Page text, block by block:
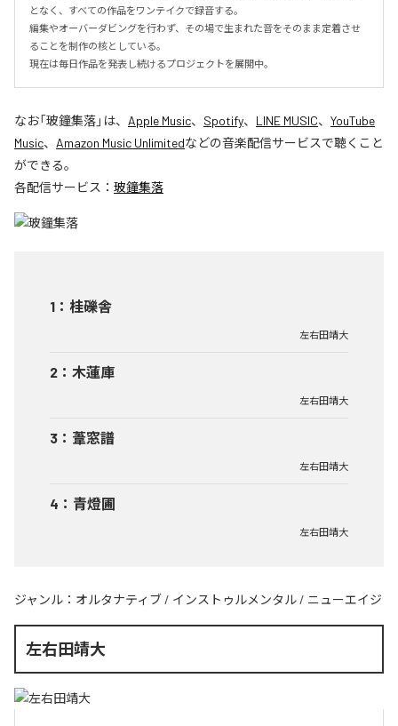
となく、すべての作品をワンテイクで録音する。
編集やオーバーダビングを行わず、その場で生まれた音をそのまま定着させ
ることを制作の核としている。
現在は毎日作品を発表し続けるプロジェクトを展開中。
なお「玻鐘集落」は、 Apple Music、 Spotify、 LINE MUSIC、 YouTube
Music、 Amazon Music Unlimitedなどの音楽配信サービスで聴くこと
ができる。
各配信サービス： 玻鐘集落
1 ： 桂礫舎
左右田靖大
2 ： 木蓮庫
左右田靖大
3 ： 葦窓譜
左右田靖大
4 ： 青燈圃
左右田靖大
ジャンル： オルタナティブ / インストゥルメンタル / ニューエイジ
左右田靖大